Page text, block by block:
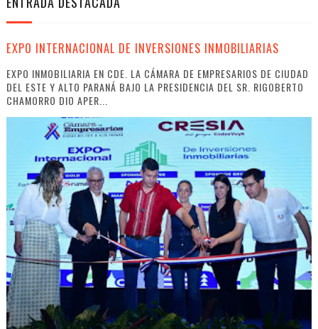
EXPO INTERNACIONAL DE INVERSIONES INMOBILIARIAS
EXPO INMOBILIARIA EN CDE. LA CÁMARA DE EMPRESARIOS DE CIUDAD
DEL ESTE Y ALTO PARANÁ BAJO LA PRESIDENCIA DEL SR. RIGOBERTO
CHAMORRO DIO APER...